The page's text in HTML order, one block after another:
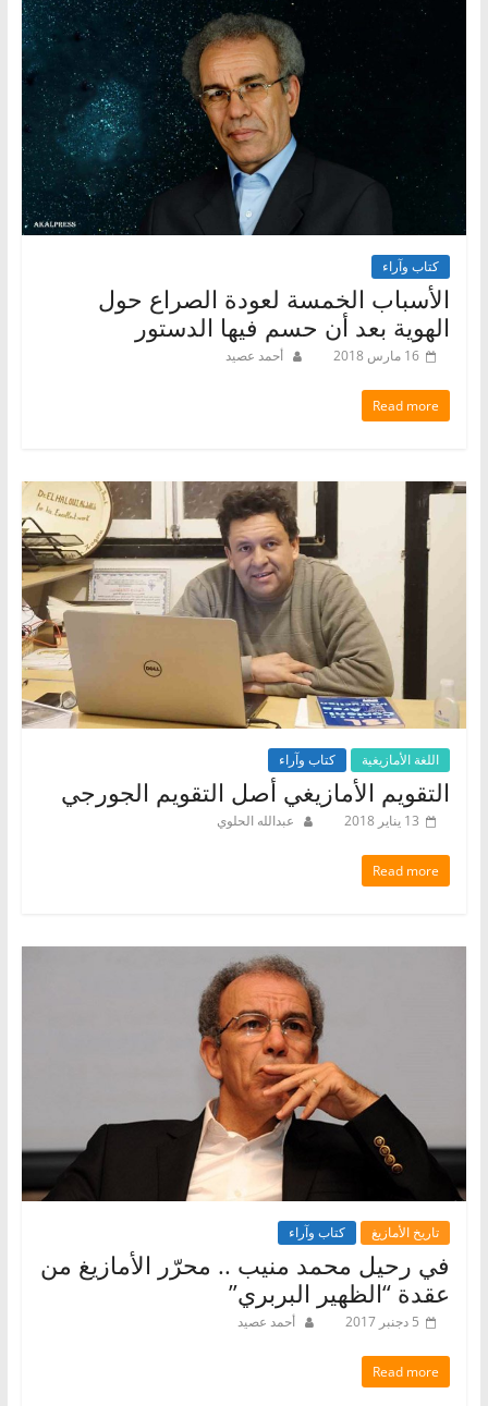
كتاب وآراء
الأسباب الخمسة لعودة الصراع حول
الهوية بعد أن حسم فيها الدستور
16 مارس 2018 أحمد عصيد
Read more
اللغة الأمازيغية كتاب وآراء
التقويم الأمازيغي أصل التقويم الجورجي
13 يناير 2018 عبدالله الحلوي
Read more
تاريخ الأمازيغ كتاب وآراء
في رحيل محمد منيب .. محرّر الأمازيغ من
عقدة “الظهير البربري”
5 دجنبر 2017 أحمد عصيد
Read more